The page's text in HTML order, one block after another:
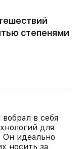
степенями
в себя
для
идеально
носить за